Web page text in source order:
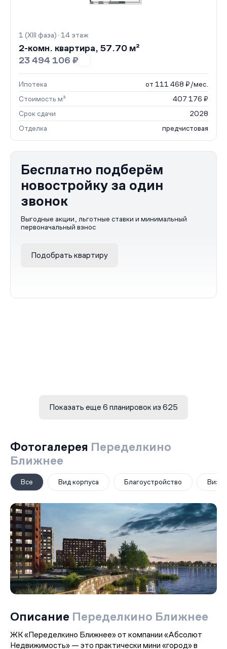
1 (XIII фаза) · 14 этаж
2-комн. квартира, 57.70 м²
23 494 106 ₽
Ипотека
от 111 468 ₽/мес.
Стоимость м²
407 176 ₽
Срок сдачи
2028
Отделка
предчистовая
Бесплатно подберём
новостройку за один
звонок
Выгодные акции, льготные ставки и минимальный
первоначальный взнос
Подобрать квартиру
Показать еще 6 планировок из 625
Фотогалерея Переделкино
Ближнее
Все Вид корпуса Благоустройство
Описание Переделкино Ближнее
ЖК «Переделкино Ближнее» от компании «Абсолют
Недвижимость» — это практически мини «город» в